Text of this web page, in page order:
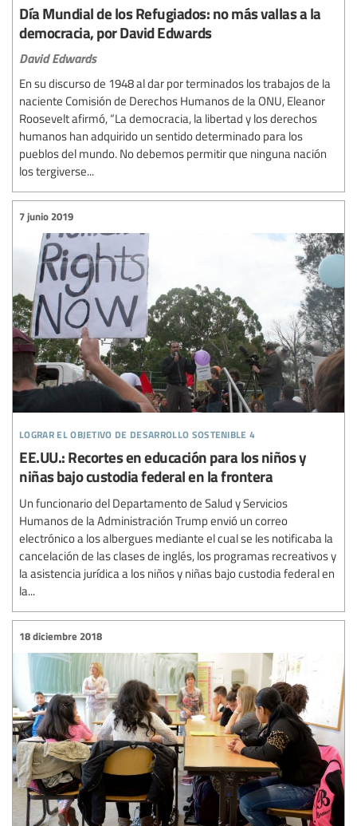
Día Mundial de los Refugiados: no más vallas a la
democracia, por David Edwards
David Edwards
En su discurso de 1948 al dar por terminados los trabajos de la
naciente Comisión de Derechos Humanos de la ONU, Eleanor
Roosevelt afirmó, “La democracia, la libertad y los derechos
humanos han adquirido un sentido determinado para los
pueblos del mundo. No debemos permitir que ninguna nación
los tergiverse...
lograr el objetivo de desarrollo sostenible 4
7 junio 2019
EE.UU.: Recortes en educación para los niños y
niñas bajo custodia federal en la frontera
Un funcionario del Departamento de Salud y Servicios
Humanos de la Administración Trump envió un correo
electrónico a los albergues mediante el cual se les notificaba la
cancelación de las clases de inglés, los programas recreativos y
la asistencia jurídica a los niños y niñas bajo custodia federal en
la...
18 diciembre 2018